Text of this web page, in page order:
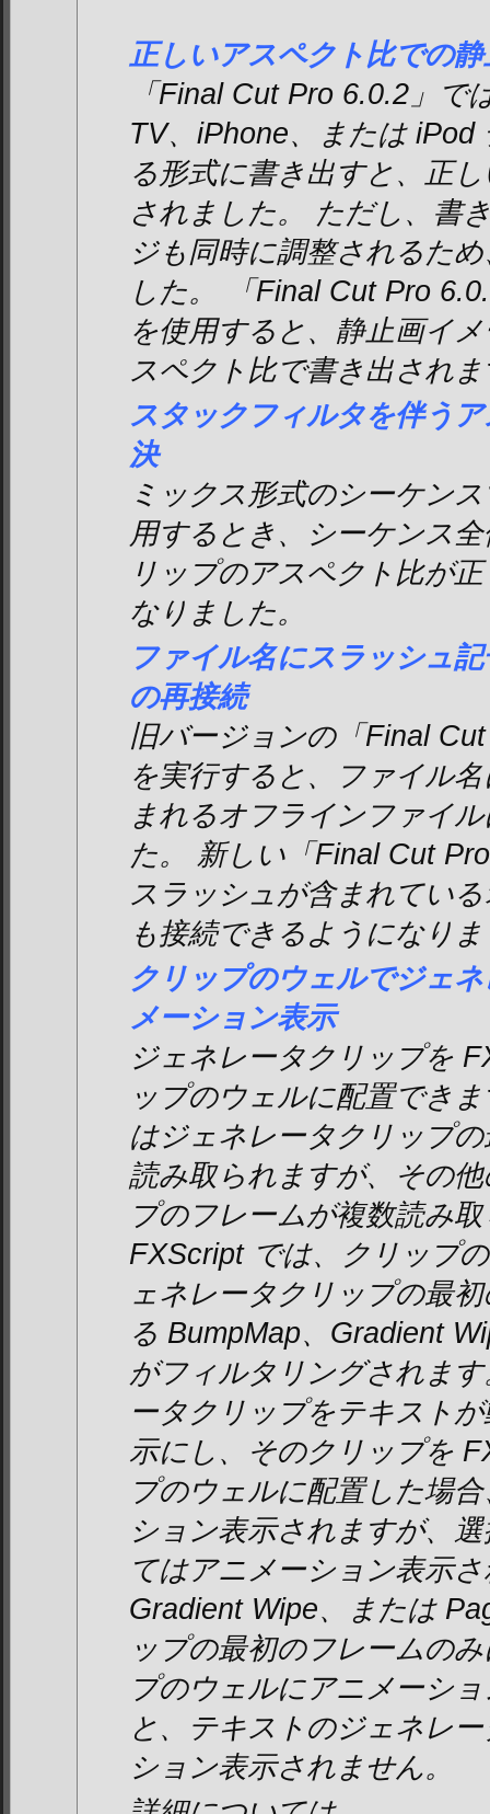
正しいアスペクト比での
「Final Cut Pro 6.0.2」で
TV、iPhone、または iPod
る形式に書き出すと、正
されました。 ただし、書
ジも同時に調整されるた
した。 「Final Cut Pro
を使用すると、静止画イ
スペクト比で書き出され
スタックフィルタを伴う
決
ミックス形式のシーケン
用するとき、シーケンス
リップのアスペクト比が
なりました。
ファイル名にスラッシュ
の再接続
旧バージョンの「Final
を実行すると、ファイル
まれるオフラインファイ
た。 新しい「Final Cut
スラッシュが含まれてい
も接続できるようになり
クリップのウェルでジェ
メーション表示
ジェネレータクリップを
ップのウェルに配置でき
はジェネレータクリップ
読み取られますが、その
プのフレームが複数読み
FXScript では、クリップ
ェネレータクリップの最
る BumpMap、Gradient
がフィルタリングされま
ータクリップをテキスト
示にし、そのクリップを
プのウェルに配置した場
ション表示されますが、
てはアニメーション表示
Gradient Wipe、または
ップの最初のフレームの
プのウェルにアニメーシ
と、テキストのジェネレ
ション表示されません。